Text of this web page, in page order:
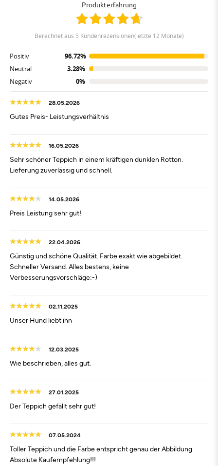
Produkterfahrung
berechnet aus 5 Kundenrezensionen(letzte 12 Monate)
Positiv
96.72%
Neutral
3.28%
Negativ
0%
28.05.2026
Gutes Preis- Leistungsverhältnis
16.05.2026
Sehr schöner Teppich in einem kräftigen dunklen Rotton.
Lieferung zuverlässig und schnell.
14.05.2026
Preis Leistung sehr gut!
22.04.2026
Günstig und schöne Qualität. Farbe exakt wie abgebildet.
Schneller Versand. Alles bestens, keine
Verbesserungsvorschläge:-)
02.11.2025
Unser Hund liebt ihn
12.03.2025
Wie beschrieben, alles gut.
27.01.2025
Der Teppich gefällt sehr gut!
07.05.2024
Toller Teppich und die Farbe entspricht genau der Abbildung
Absolute Kaufempfehlung!!!